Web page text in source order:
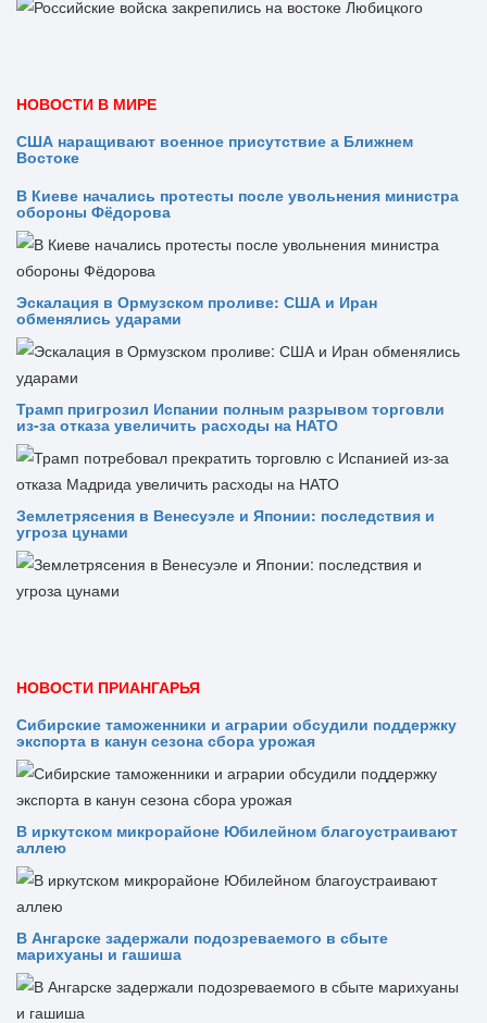
НОВОСТИ В МИРЕ
США наращивают военное присутствие а Ближнем
Востоке
В Киеве начались протесты после увольнения министра
обороны Фёдорова
Эскалация в Ормузском проливе: США и Иран
обменялись ударами
Трамп пригрозил Испании полным разрывом торговли
из‑за отказа увеличить расходы на НАТО
Землетрясения в Венесуэле и Японии: последствия и
угроза цунами
НОВОСТИ ПРИАНГАРЬЯ
Сибирские таможенники и аграрии обсудили поддержку
экспорта в канун сезона сбора урожая
В иркутском микрорайоне Юбилейном благоустраивают
аллею
В Ангарске задержали подозреваемого в сбыте
марихуаны и гашиша